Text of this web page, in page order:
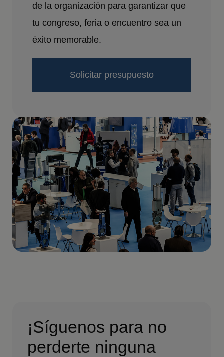
de la organización para garantizar que
tu congreso, feria o encuentro sea un
éxito memorable.
Solicitar presupuesto
¡Síguenos para no
perderte ninguna